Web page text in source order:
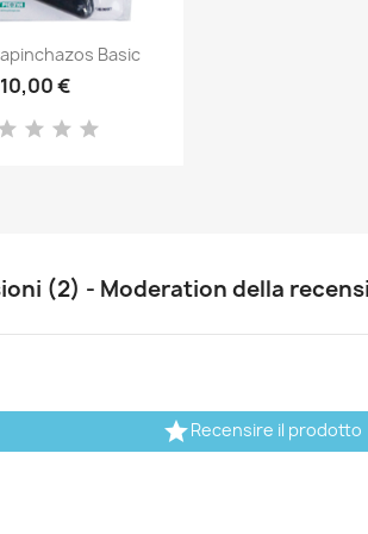
Basic
10,00 €
(2) - Moderation della
Recensire il prodotto